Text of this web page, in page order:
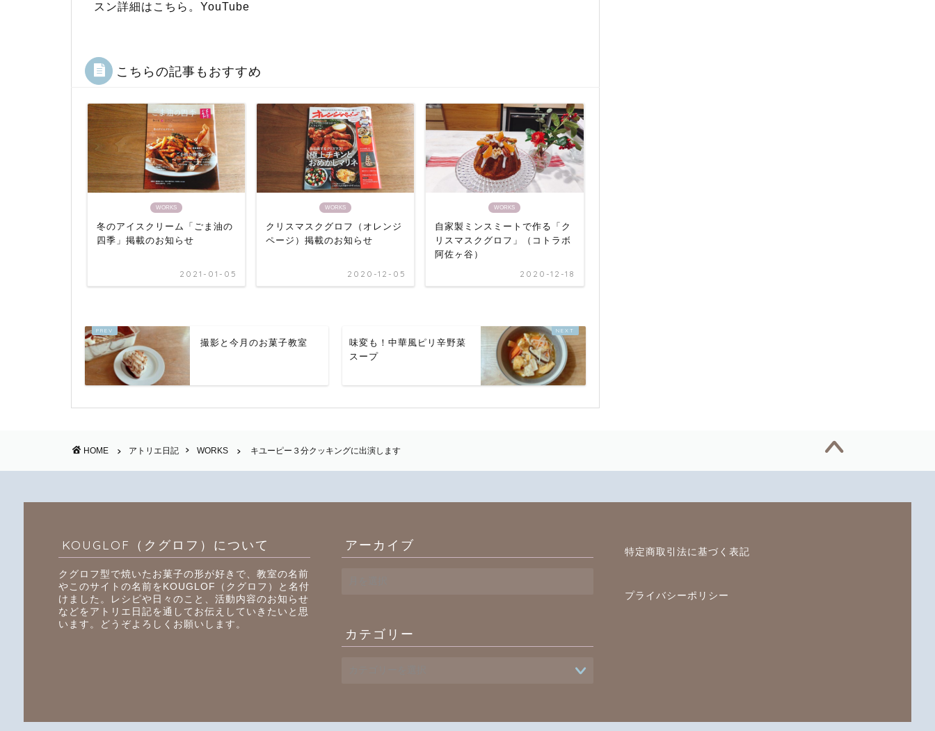
スン詳細はこちら 。 YouTube
こちらの記事もおすすめ
WORKS
冬のアイスクリーム「ごま油の
四季」掲載のお知らせ
2021-01-05
WORKS
クリスマスクグロフ（オレンジ
ページ）掲載のお知らせ
2020-12-05
WORKS
自家製ミンスミートで作る「ク
リスマスクグロフ」（コトラボ
阿佐ヶ谷）
2020-12-18
撮影と今月のお菓子教室
味変も！中華風ピリ辛野菜
スープ
HOME アトリエ日記 WORKS キユーピー３分クッキングに出演します
KOUGLOF（クグロフ）について
クグロフ型で焼いたお菓子の形が好きで、教室の名前
やこのサイトの名前をKOUGLOF（クグロフ）と名付
けました。レシピや日々のこと、活動内容のお知らせ
などをアトリエ日記を通してお伝えしていきたいと思
います。どうぞよろしくお願いします。
アーカイブ
ブ
カテゴリー
特定商取引法に基づく表記
プライバシーポリシー